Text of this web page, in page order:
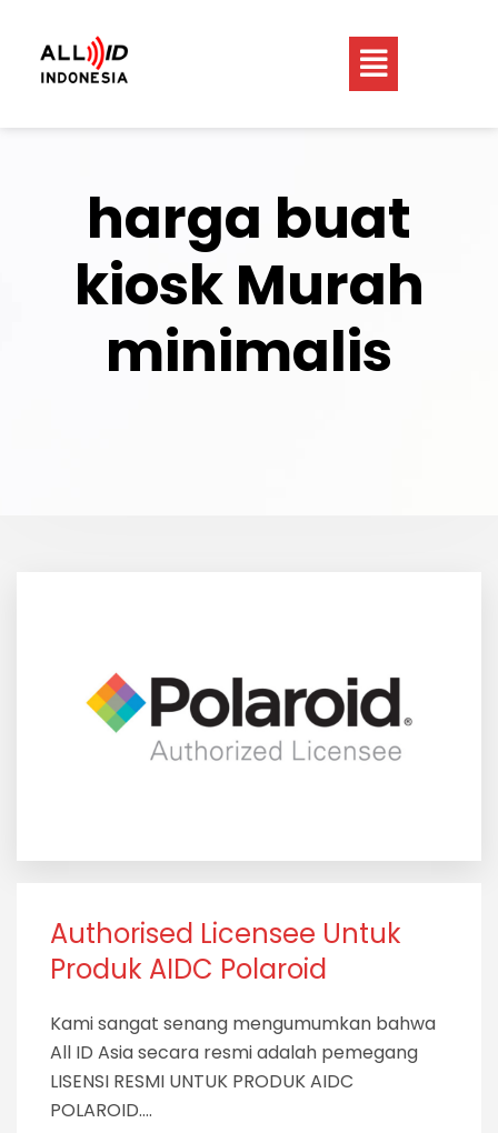
harga buat
kiosk Murah
minimalis
Authorised Licensee Untuk
Produk AIDC Polaroid
Kami sangat senang mengumumkan bahwa
All ID Asia secara resmi adalah pemegang
LISENSI RESMI UNTUK PRODUK AIDC
POLAROID….